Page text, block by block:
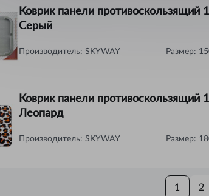
Коврик панели
Серый
Производитель: SKYWAY Размер:
Коврик панели противоскользящий
Леопард
Производитель: SKYWAY Размер:
1 2